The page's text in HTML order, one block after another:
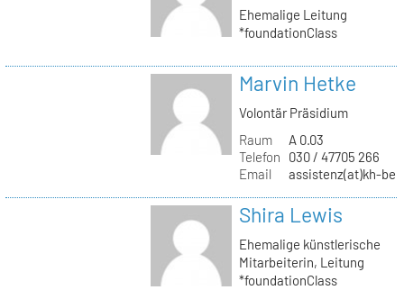
Ehemalige Leitung
*foundationClass
Marvin Hetke
Volontär Präsidium
Raum
A 0.03
Telefon
030 / 47705 266
Email
assistenz(at)kh-
Shira Lewis
Ehemalige künstlerische
Mitarbeiterin, Leitung
*foundationClass